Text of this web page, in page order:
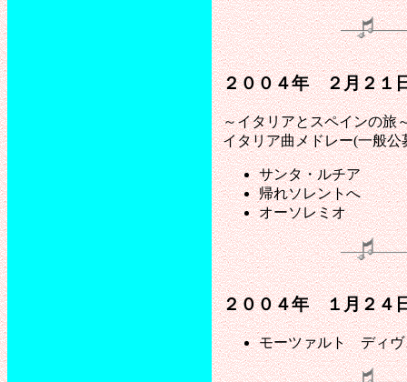
２００４年 ２月２１
～イタリアとスペインの
イタリア曲メドレー(一般
サンタ・ルチア
帰れソレントへ
オーソレミオ
２００４年 １月２４
モーツァルト ディヴ